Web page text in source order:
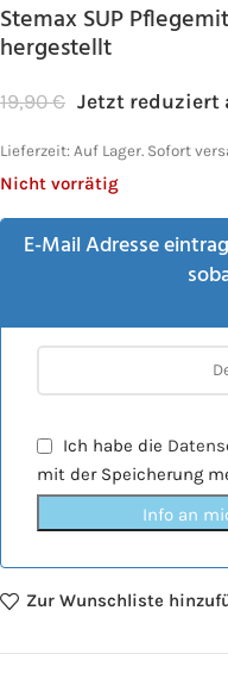
Stemax SUP
hergestellt
19,90€ Jetzt reduziert
Lieferzeit: Auf Lager. Sofort
Nicht vorrätig
E-Mail Adresse
Ich habe die
mit der Speicherung
Info an
Zur Wunschliste